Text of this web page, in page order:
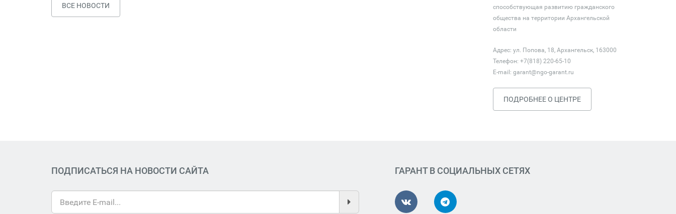
ВСЕ НОВОСТИ
способствующая развитию гражданского
общества на территории Архангельской
области
Адрес: ул. Попова, 18, Архангельск, 163000
Телефон: +7(818) 220-65-10
E-mail: garant@ngo-garant.ru
ПОДРОБНЕЕ О ЦЕНТРЕ
ПОДПИСАТЬСЯ НА НОВОСТИ САЙТА ГАРАНТ В СОЦИАЛЬНЫХ СЕТЯХ